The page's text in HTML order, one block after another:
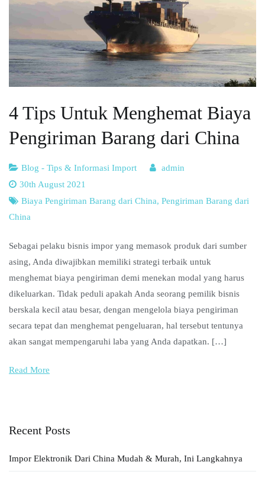
4 Tips Untuk Menghemat Biaya
Pengiriman Barang dari China
Blog - Tips & Informasi Import
admin
30th August 2021
Biaya Pengiriman Barang dari China, Pengiriman Barang dari
China
Sebagai pelaku bisnis impor yang memasok produk dari sumber
asing, Anda diwajibkan memiliki strategi terbaik untuk
menghemat biaya pengiriman demi menekan modal yang harus
dikeluarkan. Tidak peduli apakah Anda seorang pemilik bisnis
berskala kecil atau besar, dengan mengelola biaya pengiriman
secara tepat dan menghemat pengeluaran, hal tersebut tentunya
akan sangat mempengaruhi laba yang Anda dapatkan. […]
Read More
Recent Posts
Impor Elektronik Dari China Mudah & Murah, Ini Langkahnya